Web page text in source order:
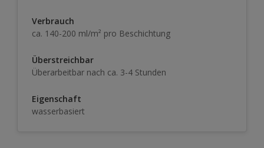
Verbrauch
ca. 140-200 ml/m² pro Beschichtung
Überstreichbar
Überarbeitbar nach ca. 3-4 Stunden
Eigenschaft
wasserbasiert